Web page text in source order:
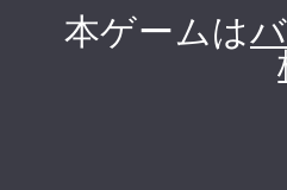
本ゲームは